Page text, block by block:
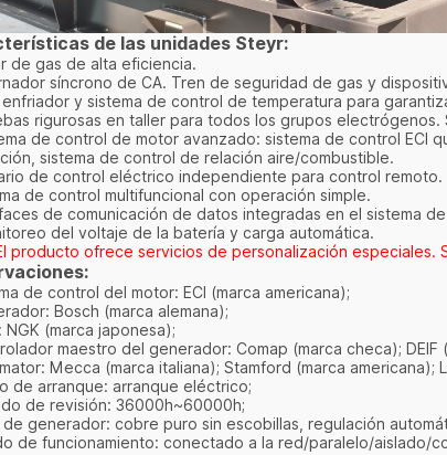
de las unidades Steyr:
de gas de alta eficiencia.
síncrono de CA. Tren de seguridad de gas y
y sistema de control de temperatura para
rigurosas en taller para todos los grupos
de control de motor avanzado: sistema de control
sistema de control de relación aire/combustible.
de control eléctrico independiente para control remoto.
de control multifuncional con operación simple.
de comunicación de datos integradas en el sistema
del voltaje de la batería y carga automática.
producto ofrece servicios de personalización especiales.
de control del motor: ECI (marca americana);
Bosch (marca alemana);
NGK (marca japonesa);
maestro del generador: Comap (marca checa); DEIF
Mecca (marca italiana); Stamford (marca americana);
de arranque: arranque eléctrico;
de revisión: 36000h~60000h;
generador: cobre puro sin escobillas, regulación
de funcionamiento: conectado a la red/paralelo/aislado/